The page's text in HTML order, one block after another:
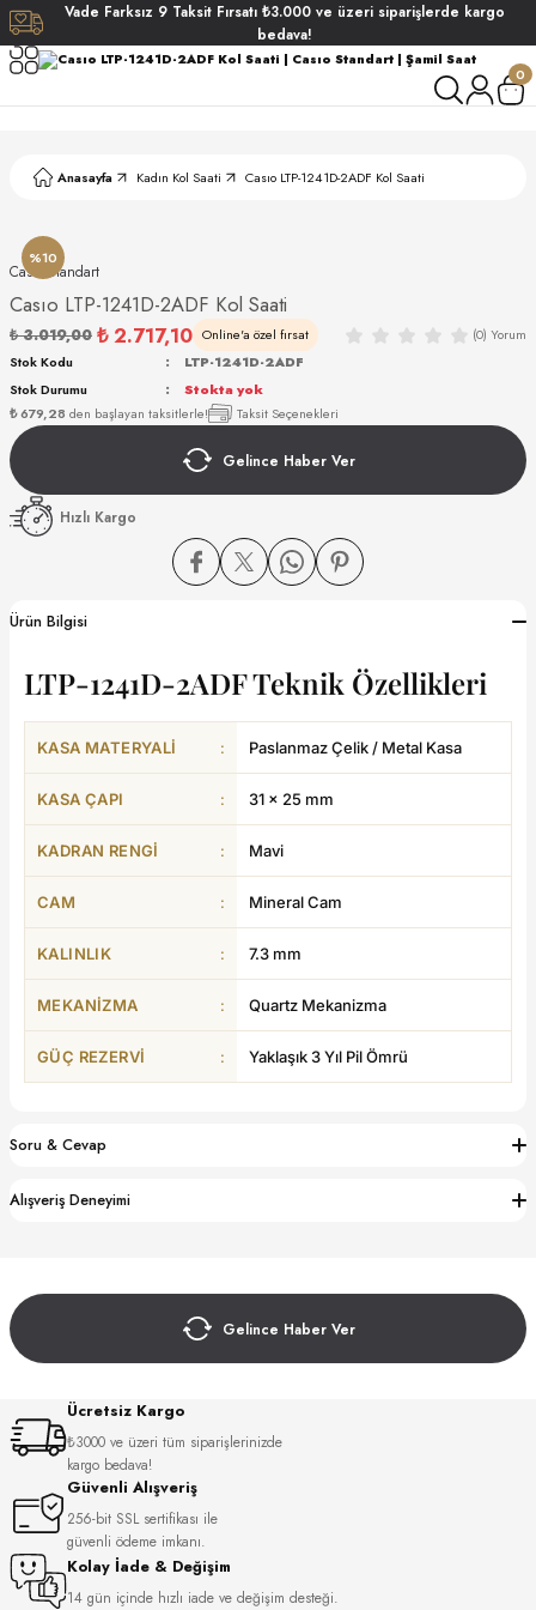
Vade Farksız 9 Taksit Fırsatı ₺3.000 ve üzeri siparişlerde kargo
bedava!
0
Anasayfa Kadın Kol Saati Casıo LTP-1241D-2ADF Kol Saati
%10
Casıo Standart
Casıo LTP-1241D-2ADF Kol Saati
₺ 3.019,00 ₺ 2.717,10 Online'a özel fırsat (0) Yorum
₺ 679,28 den başlayan taksitlerle! Taksit Seçenekleri
Stok Kodu
LTP-1241D-2ADF
Stok Durumu
Stokta yok
Gelince Haber Ver
Hızlı Kargo
Ürün Bilgisi
LTP-1241D-2ADF Teknik Özellikleri
KASA MATERYALI : Paslanmaz Çelik / Metal Kasa
KASA ÇAPI : 31 × 25 mm
KADRAN RENGI : Mavi
CAM : Mineral Cam
KALINLIK : 7.3 mm
MEKANIZMA : Quartz Mekanizma
GÜÇ REZERVI : Yaklaşık 3 Yıl Pil Ömrü
Soru & Cevap
Alışveriş Deneyimi
Gelince Haber Ver
Ücretsiz Kargo
₺3000 ve üzeri tüm siparişlerinizde
kargo bedava!
Güvenli Alışveriş
256-bit SSL sertifikası ile
güvenli ödeme imkanı.
Kolay İade & Değişim
14 gün içinde hızlı iade ve değişim desteği.